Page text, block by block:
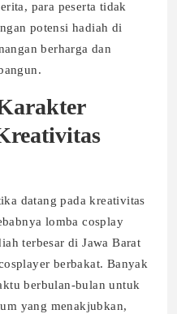
para peserta tidak
potensi hadiah di
berharga dan
datang pada kreativitas
lomba cosplay
terbesar di Jawa Barat
berbakat. Banyak
berbulan-bulan untuk
yang menakjubkan,